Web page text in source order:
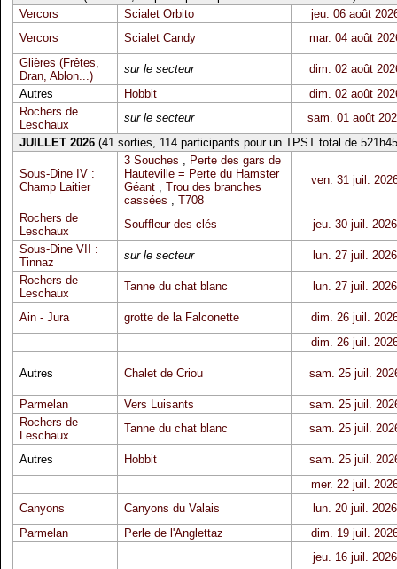
Vercors
Scialet Orbito
jeu. 06 août
Vercors
Scialet Candy
mar. 04 août
Glières (Frêtes,
Dran, Ablon...)
sur le secteur
dim. 02 août
Autres
Hobbit
dim. 02 août
Rochers de
Leschaux
sur le secteur
sam. 01 août
JUILLET 2026(41 sorties, 114 participants pour un TPST total de
Sous-Dine IV :
Champ Laitier
3 Souches , Perte des gars de
Hauteville = Perte du Hamster
Géant, Trou des branches
cassées , T708
ven. 31 juil.
Rochers de
Leschaux
Souffleur des clés
jeu. 30 juil. 2026
Sous-Dine VII :
Tinnaz
sur le secteur
lun. 27 juil. 2026
Rochers de
Leschaux
Tanne du chat blanc lun. 27 juil. 2026
Ain - Jura grotte de la Falconette
dim. 26 juil.
dim. 26 juil.
Autres Chalet de Criou sam. 25 juil.
Parmelan Vers Luisants
sam. 25 juil.
Rochers de
Leschaux
Tanne du chat blanc sam. 25 juil.
Autres Hobbit
sam. 25 juil.
mer. 22 juil.
Canyons
Canyons du Valais
lun. 20 juil. 2026
Parmelan
Perle de l'Anglettaz
dim. 19 juil.
jeu. 16 juil. 2026